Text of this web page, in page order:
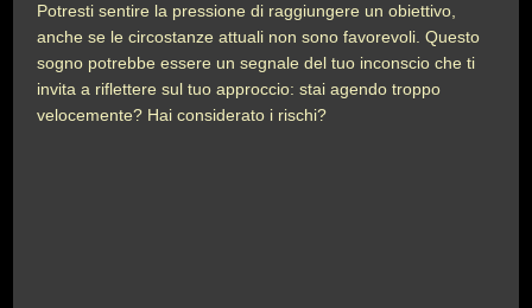
Potresti sentire la pressione di raggiungere un obiettivo,
anche se le circostanze attuali non sono favorevoli. Questo
sogno potrebbe essere un segnale del tuo inconscio che ti
invita a riflettere sul tuo approccio: stai agendo troppo
velocemente? Hai considerato i rischi?